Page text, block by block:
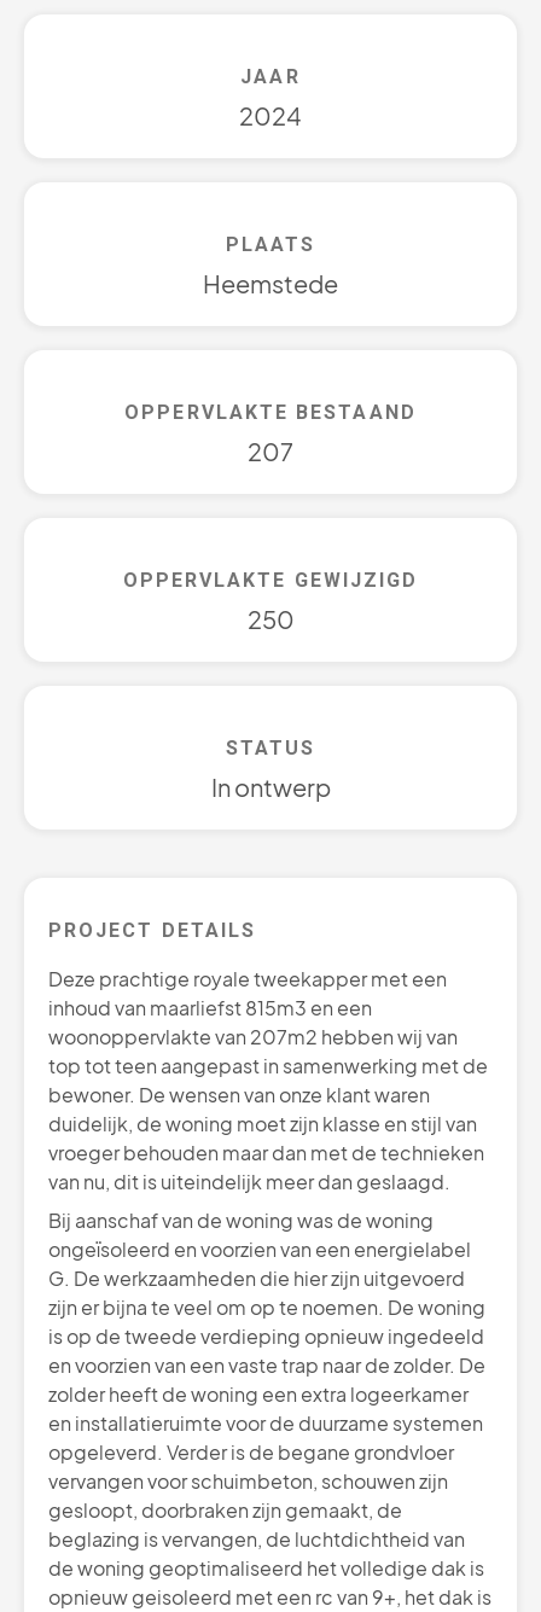
JAAR
2024
PLAATS
Heemstede
OPPERVLAKTE BESTAAND
207
OPPERVLAKTE GEWIJZIGD
250
STATUS
In ontwerp
PROJECT DETAILS
Deze prachtige royale tweekapper met een
inhoud van maarliefst 815m3 en een
woonoppervlakte van 207m2 hebben wij van
top tot teen aangepast in samenwerking met de
bewoner. De wensen van onze klant waren
duidelijk, de woning moet zijn klasse en stijl van
vroeger behouden maar dan met de technieken
van nu, dit is uiteindelijk meer dan geslaagd.
Bij aanschaf van de woning was de woning
ongeïsoleerd en voorzien van een energielabel
G. De werkzaamheden die hier zijn uitgevoerd
zijn er bijna te veel om op te noemen. De woning
is op de tweede verdieping opnieuw ingedeeld
en voorzien van een vaste trap naar de zolder. De
zolder heeft de woning een extra logeerkamer
en installatieruimte voor de duurzame systemen
opgeleverd. Verder is de begane grondvloer
vervangen voor schuimbeton, schouwen zijn
gesloopt, doorbraken zijn gemaakt, de
beglazing is vervangen, de luchtdichtheid van
de woning geoptimaliseerd het volledige dak is
opnieuw geisoleerd met een rc van 9+, het dak is